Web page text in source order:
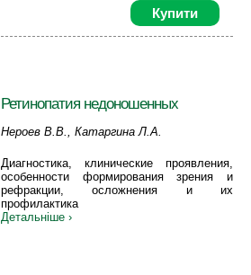
Купити
Ретинопатия недоношенных
Нероев В.В., Катаргина Л.А.
Диагностика, клинические проявления,
особенности формирования зрения и
рефракции, осложнения и их
профилактика
Детальніше ›